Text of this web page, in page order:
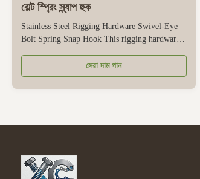
বোল্ট স্প্রিং স্ন্যাপ হুক
Stainless Steel Rigging Hardware Swivel-Eye
Bolt Spring Snap Hook This rigging hardware
rotating eyebolt, a spring, and a spring hook -
all made of stainless steel for durability. Its
stainless steel structure has good corrosion
সেরা দাম পান